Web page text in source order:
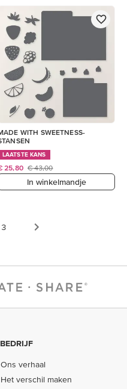
WITH SWEETNESS-
LAATSTE KANS
25,80 € 43,00
In winkelmandje
3
BEDRIJF
Ons verhaal
Het verschil maken